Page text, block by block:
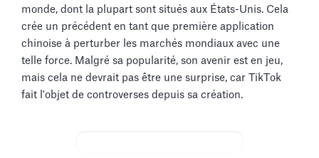
monde, dont la plupart sont situés aux États-Unis. Cela
crée un précédent en tant que première application
chinoise à perturber les marchés mondiaux avec une
telle force. Malgré sa popularité, son avenir est en jeu,
mais cela ne devrait pas être une surprise, car TikTok
fait l'objet de controverses depuis sa création.